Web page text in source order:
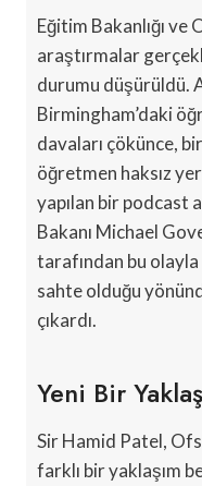
Eğitim Bakanlığı
araştırmalar
durumu düşürüldü.
Birmingham’daki
davaları çökünce,
öğretmen haksız
yapılan bir podcast
Bakanı Michael
tarafından bu
sahte olduğu
çıkardı.
Yeni Bir
Sir Hamid Patel,
farklı bir yaklaşım